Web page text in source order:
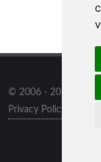
© 2006 - 2026
Privacy Policy